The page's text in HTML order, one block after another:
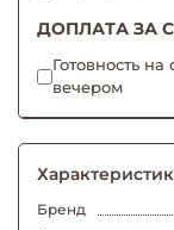
ДОПЛАТА ЗА
Готовность
вечером
Бренд